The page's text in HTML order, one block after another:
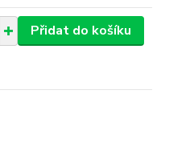
Přidat do košíku